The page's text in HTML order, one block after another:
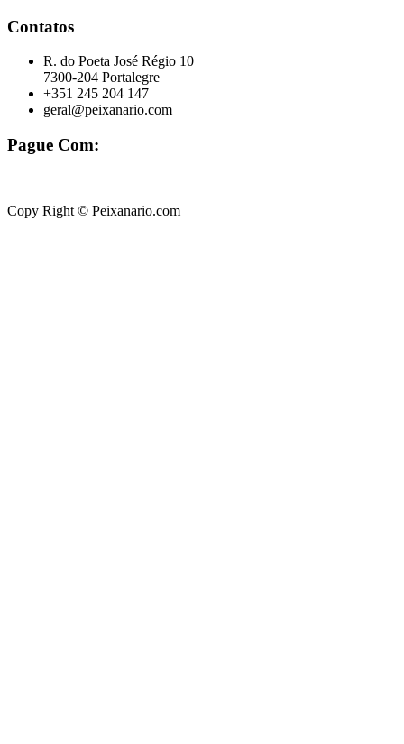
Contatos
R. do Poeta José Régio 10
7300-204 Portalegre
+351 245 204 147
geral@peixanario.com
Pague Com:
Copy Right © Peixanario.com